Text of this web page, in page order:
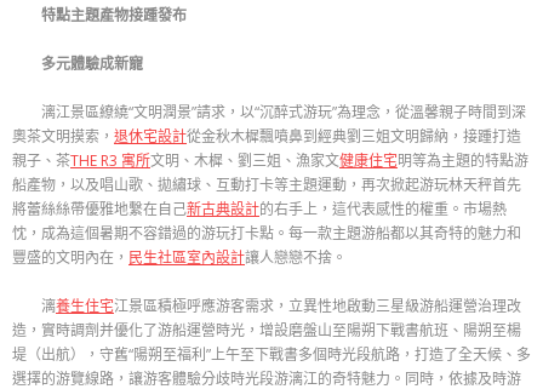
特點主題產物接踵發布
多元體驗成新寵
漓江景區繚繞“文明潤景”請求，以“沉醉式游玩”為理念，從溫馨親子時間到深
奧茶文明摸索， 退休宅設計從金秋木樨飄噴鼻到經典劉三姐文明歸納，接踵打造
親子、茶THE R3 寓所文明、木樨、劉三姐、漁家文健康住宅明等為主題的特點游
船產物，以及唱山歌、拋繡球、互動打卡等主題運動，再次掀起游玩林天秤首先
將蕾絲絲帶優雅地繫在自己新古典設計的右手上，這代表感性的權重。市場熱
忱，成為這個暑期不容錯過的游玩打卡點。每一款主題游船都以其奇特的魅力和
豐盛的文明內在， 民生社區室內設計讓人戀戀不捨。
漓養生住宅江景區積極呼應游客需求，立異性地啟動三星級游船運營治理改
造，實時調劑并優化了游船運營時光，增設磨盤山至陽朔下戰書航班、陽朔至楊
堤（出航），守舊“陽朔至福利”上午至下戰書多個時光段航路，打造了全天候、多
選擇的游覽線路，讓游客體驗分歧時光段游漓江的奇特魅力。同時，依據及時游